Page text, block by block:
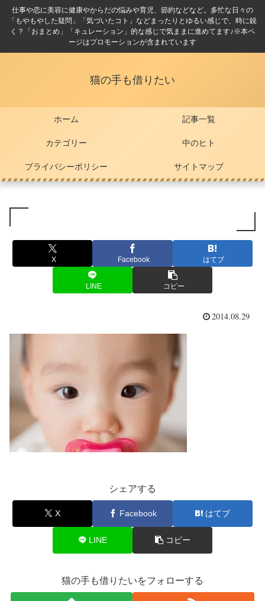
仕事や恋に美容に健康やからだの悩みや育児、節約などなど。多忙な日々の
「もやもやした疑問」「気づいたコト」などまったりとゆるい感じで、時に鋭
く？「おまとめ」「キュレーション」的な感じで気ままに進めてます♪※本ペ
ージはプロモーションが含まれています
猫の手も借りたい
ホーム 記事一覧
カテゴリー 中のヒト
プライバシーポリシー サイトマップ
X Facebook はてブ
LINE コピー
2014.08.29
シェアする
X Facebook はてブ
LINE コピー
猫の手も借りたいをフォローする